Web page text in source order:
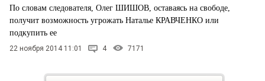
По словам следователя, Олег ШИШОВ, оставаясь на свободе,
получит возможность угрожать Наталье КРАВЧЕНКО или
подкупить ее
22 ноября 2014 11:01 4 7171